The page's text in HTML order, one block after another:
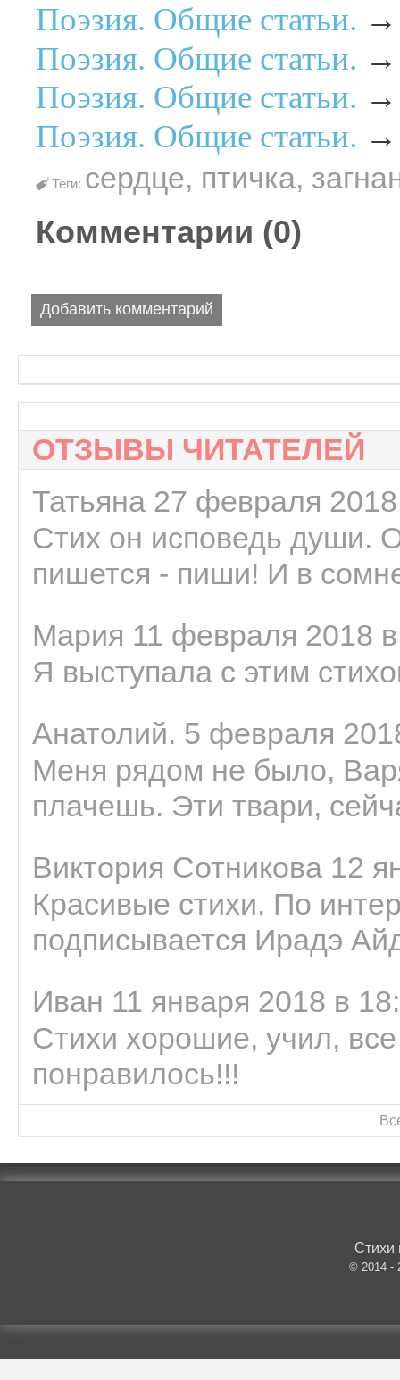
Поэзия. Общие статьи.
Поэзия. Общие статьи.
Поэзия. Общие статьи.
Поэзия. Общие статьи.
Теги: сердце, птичка,
Комментарии (0)
Добавить комментарий
ОТЗЫВЫ ЧИТАТЕЛЕЙ
Татьяна 27 февраля
Стих он исповедь души.
пишется - пиши! И в
Мария 11 февраля 2018
Я выступала с этим
Анатолий. 5 февраля
Меня рядом не было,
плачешь. Эти твари,
Виктория Сотникова 12
Красивые стихи. По
подписывается Ирадэ
Иван 11 января 2018 в
Стихи хорошие, учил,
понравилось!!!
Стихи
© 2014 -